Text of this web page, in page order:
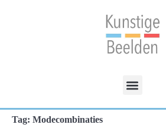
Tag: Modecombinaties